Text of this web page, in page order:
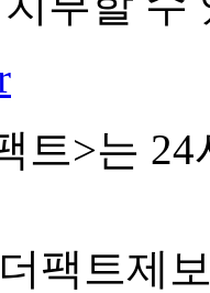
트>는
팩트제